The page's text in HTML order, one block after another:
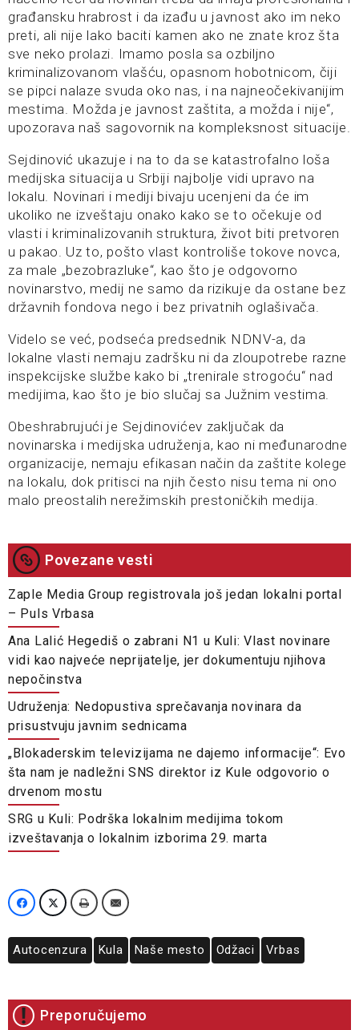
građansku hrabrost i da izađu u javnost ako im neko
preti, ali nije lako baciti kamen ako ne znate kroz šta
sve neko prolazi. Imamo posla sa ozbiljno
kriminalizovanom vlašću, opasnom hobotnicom, čiji
se pipci nalaze svuda oko nas, i na najneočekivanijim
mestima. Možda je javnost zaštita, a možda i nije“,
upozorava naš sagovornik na kompleksnost situacije.
Sejdinović ukazuje i na to da se katastrofalno loša
medijska situacija u Srbiji najbolje vidi upravo na
lokalu. Novinari i mediji bivaju ucenjeni da će im
ukoliko ne izveštaju onako kako se to očekuje od
vlasti i kriminalizovanih struktura, život biti pretvoren
u pakao. Uz to, pošto vlast kontroliše tokove novca,
za male „bezobrazluke“, kao što je odgovorno
novinarstvo, medij ne samo da rizikuje da ostane bez
državnih fondova nego i bez privatnih oglašivača.
Videlo se već, podseća predsednik NDNV-a, da
lokalne vlasti nemaju zadršku ni da zloupotrebe razne
inspekcijske službe kako bi „trenirale strogoću“ nad
medijima, kao što je bio slučaj sa Južnim vestima.
Obeshrabrujući je Sejdinovićev zaključak da
novinarska i medijska udruženja, kao ni međunarodne
organizacije, nemaju efikasan način da zaštite kolege
na lokalu, dok pritisci na njih često nisu tema ni ono
malo preostalih nerežimskih prestoničkih medija.
Povezane vesti
Zaple Media Group registrovala još jedan lokalni portal
– Puls Vrbasa
Ana Lalić Hegediš o zabrani N1 u Kuli: Vlast novinare
vidi kao najveće neprijatelje, jer dokumentuju njihova
nepočinstva
Udruženja: Nedopustiva sprečavanja novinara da
prisustvuju javnim sednicama
„Blokaderskim televizijama ne dajemo informacije“: Evo
šta nam je nadležni SNS direktor iz Kule odgovorio o
drvenom mostu
SRG u Kuli: Podrška lokalnim medijima tokom
izveštavanja o lokalnim izborima 29. marta
Autocenzura Kula Naše mesto Odžaci Vrbas
Preporučujemo